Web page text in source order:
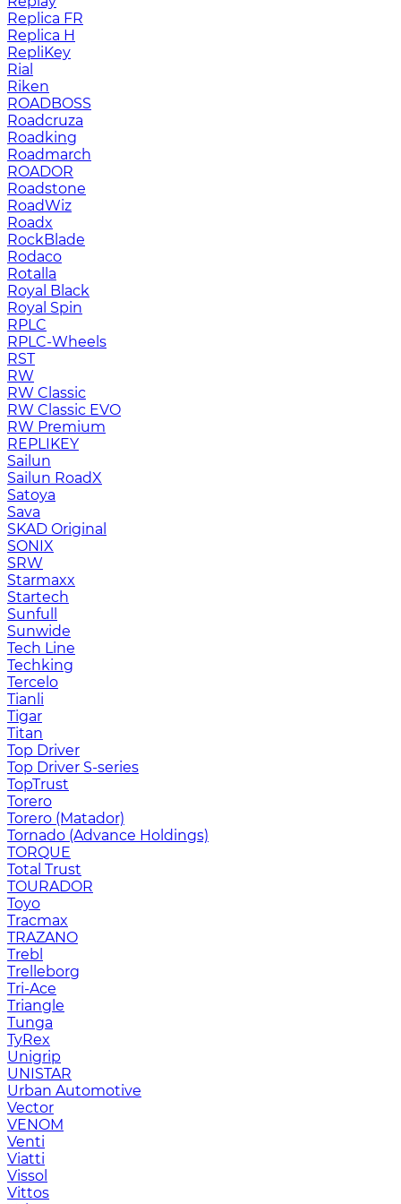
Replica FR
Replica H
RepliKey
Rial
Riken
ROADBOSS
Roadcruza
Roadking
Roadmarch
ROADOR
Roadstone
RoadWiz
Roadx
RockBlade
Rodaco
Rotalla
Royal Black
Royal Spin
RPLC
RPLC-Wheels
RST
RW
RW Classic
RW Classic EVO
RW Premium
RЕPLIKEY
Sailun
Sailun RoadX
Satoya
Sava
SKAD Original
SONIX
SRW
Starmaxx
Startech
Sunfull
Sunwide
Tech Line
Techking
Tercelo
Tianli
Tigar
Titan
Top Driver
Top Driver S-series
TopTrust
Torero
Torero (Matador)
Tornado (Advance Holdings)
TORQUE
Total Trust
TOURADOR
Toyo
Tracmax
TRAZANO
Trebl
Trelleborg
Tri-Ace
Triangle
Tunga
TyRex
Unigrip
UNISTAR
Urban Automotive
Vector
VENOM
Venti
Viatti
Vissol
Vittos